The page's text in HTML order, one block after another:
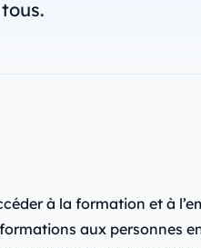
à la formation et à
aux personnes